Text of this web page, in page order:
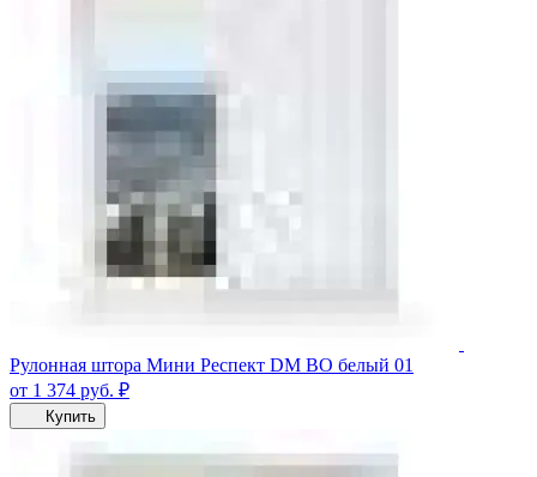
Рулонная штора Мини Респект DM ВО белый 01
от 1 374 руб. ₽
Купить